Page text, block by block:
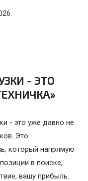
- ЭТО
- это уже давно не
Это
который напрямую
в поиске,
вашу прибыль.